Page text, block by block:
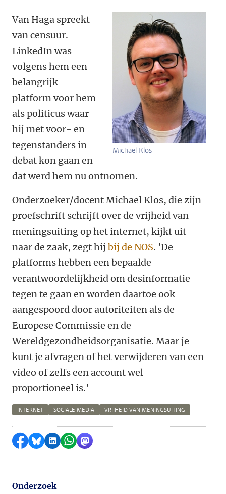
Michael Klos
Van Haga spreekt
van censuur.
LinkedIn was
volgens hem een
belangrijk
platform voor hem
als politicus waar
hij met voor- en
tegenstanders in
debat kon gaan en
dat werd hem nu ontnomen.
Onderzoeker/docent Michael Klos, die zijn
proefschrift schrijft over de vrijheid van
meningsuiting op het internet, kijkt uit
naar de zaak, zegt hij bij de NOS. 'De
platforms hebben een bepaalde
verantwoordelijkheid om desinformatie
tegen te gaan en worden daartoe ook
aangespoord door autoriteiten als de
Europese Commissie en de
Wereldgezondheidsorganisatie. Maar je
kunt je afvragen of het verwijderen van een
video of zelfs een account wel
proportioneel is.'
INTERNET SOCIALE MEDIA VRIJHEID VAN MENINGSUITING
Delen op Facebook
Delen via Bluesky
Delen op LinkedIn
Delen via WhatsApp
Delen via Mastodon
Onderzoek